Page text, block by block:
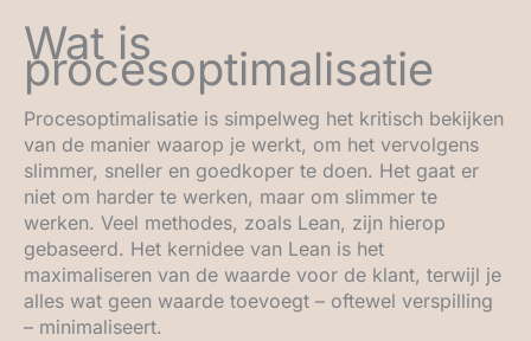
Wat is
procesoptimalisatie
Procesoptimalisatie is simpelweg het kritisch bekijken
van de manier waarop je werkt, om het vervolgens
slimmer, sneller en goedkoper te doen. Het gaat er
niet om harder te werken, maar om slimmer te
werken. Veel methodes, zoals Lean, zijn hierop
gebaseerd. Het kernidee van Lean is het
maximaliseren van de waarde voor de klant, terwijl je
alles wat geen waarde toevoegt – oftewel verspilling
– minimaliseert.